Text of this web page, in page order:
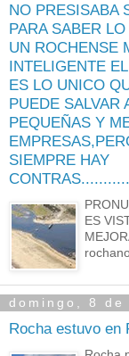
NO PRESISABA
PARA SABER
UN ROCHENSE
INTELIGENTE
ES LO UNICO
PUEDE SALVAR
PEQUEÑAS Y
SIEMPRE HAY
ES
domingo, 8 de
Rocha estuvo en